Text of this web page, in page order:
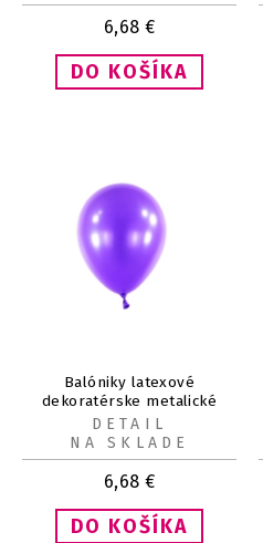
6,68 €
Balóniky latexové
dekoratérske metalické
fialové12 cm 100 ks
6,68 €
DETAIL
NA SKLADE